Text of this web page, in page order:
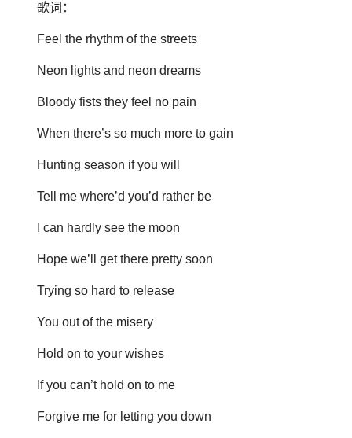
歌词：
Feel the rhythm of the streets
Neon lights and neon dreams
Bloody fists they feel no pain
When there’s so much more to gain
Hunting season if you will
Tell me where’d you’d rather be
I can hardly see the moon
Hope we’ll get there pretty soon
Trying so hard to release
You out of the misery
Hold on to your wishes
If you can’t hold on to me
Forgive me for letting you down